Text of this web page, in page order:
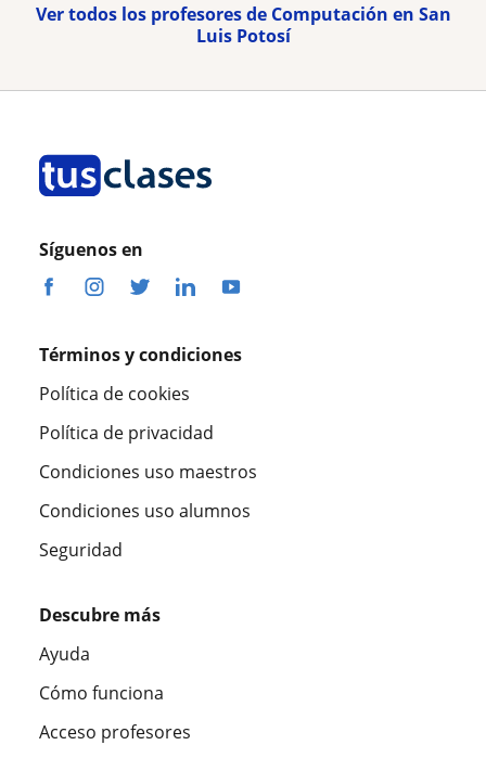
Ver todos los profesores de Computación en San
Luis Potosí
Síguenos en
Términos y condiciones
Política de cookies
Política de privacidad
Condiciones uso maestros
Condiciones uso alumnos
Seguridad
Descubre más
Ayuda
Cómo funciona
Acceso profesores